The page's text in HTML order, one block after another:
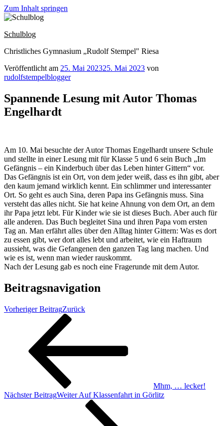
Zum Inhalt springen
Schulblog
Christliches Gymnasium „Rudolf Stempel" Riesa
Veröffentlicht am 25. Mai 202325. Mai 2023 von
rudolfstempelblogger
Spannende Lesung mit Autor Thomas
Engelhardt
Am 10. Mai besuchte der Autor Thomas Engelhardt unsere Schule
und stellte in einer Lesung mit für Klasse 5 und 6 sein Buch „Im
Gefängnis – ein Kinderbuch über das Leben hinter Gittern“ vor.
Das Gefängnis ist ein Ort, von dem jeder weiß, dass es ihn gibt, aber
den kaum jemand wirklich kennt. Ein schlimmer und interessanter
Ort. So geht es auch Sina, deren Papa ins Gefängnis muss. Sina
versteht das alles nicht. Sie hat keine Ahnung von dem Ort, an dem
ihr Papa jetzt lebt. Für Kinder wie sie ist dieses Buch. Aber auch für
alle anderen. Das Buch begleitet Sina und ihren Papa vom ersten
Tag an. Man erfährt alles über den Alltag hinter Gittern: Was es dort
zu essen gibt, wer dort alles lebt und arbeitet, wie ein Haftraum
aussieht, was die Gefangenen den ganzen Tag lang machen. Und
wie es ist, wenn man wieder rauskommt.
Nach der Lesung gab es noch eine Fragerunde mit dem Autor.
Beitragsnavigation
Vorheriger BeitragZurück
Mhm, … lecker!
Nächster BeitragWeiter Auf Klassenfahrt in Görlitz